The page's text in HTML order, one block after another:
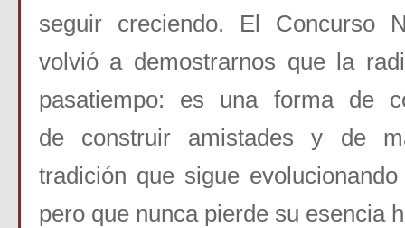
seguir creciendo. El Concurso
volvió a demostrarnos que la
pasatiempo: es una forma de
de construir amistades y de
tradición que sigue
pero que nunca pierde su esencia